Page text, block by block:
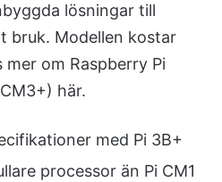
lösningar till
bruk. Modellen kostar
mer om Raspberry Pi
här.
med Pi 3B+
processor än Pi CM1